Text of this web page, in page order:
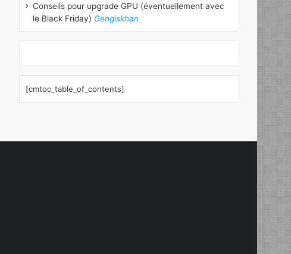
Conseils pour upgrade GPU (éventuellement avec
le Black Friday) Gengiskhan
[cmtoc_table_of_contents]